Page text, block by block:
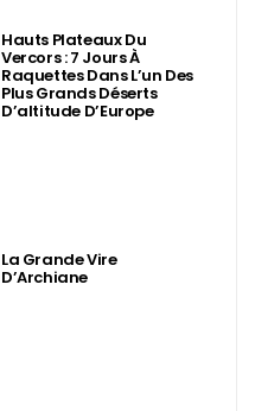
Hauts Plateaux Du
Vercors : 7 Jours À
Raquettes Dans L’un Des
Plus Grands Déserts
D’altitude D’Europe
La Grande Vire
D’Archiane